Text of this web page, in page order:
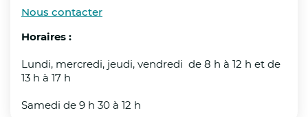
L’ensemble des acteurs du territoire ainsi
protéger des fortes chaleurs :
Boire régulièrement de l’eau, sans attendre
Nous contacter
Horaires :
Lundi, mercredi, jeudi, vendredi de 8 h à 12 h et de
13 h à 17 h
Samedi de 9 h 30 à 12 h